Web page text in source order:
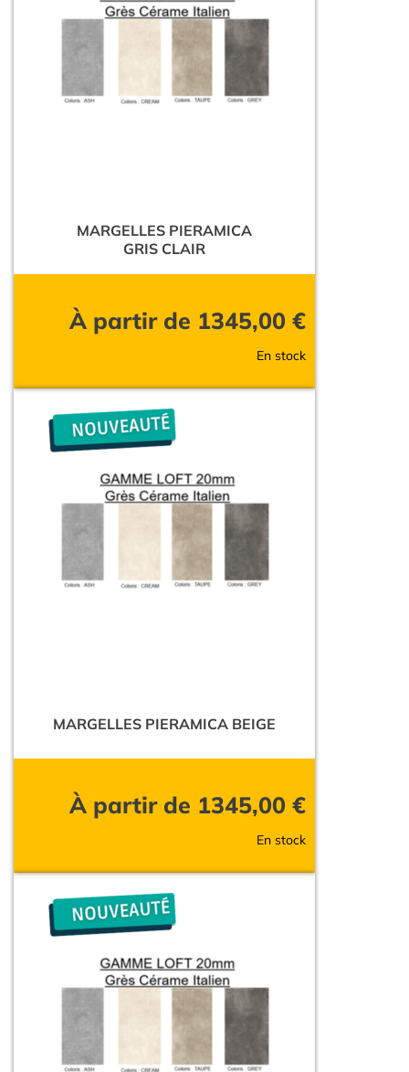
MARGELLES PIERAMICA
GRIS CLAIR
À partir de 1345,00 €
En stock
MARGELLES PIERAMICA BEIGE
À partir de 1345,00 €
En stock